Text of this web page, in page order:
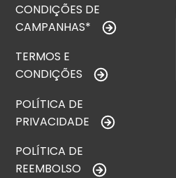
CONDIÇÕES DE
CAMPANHAS*
TERMOS E
CONDIÇÕES
POLÍTICA DE
PRIVACIDADE
POLÍTICA DE
REEMBOLSO